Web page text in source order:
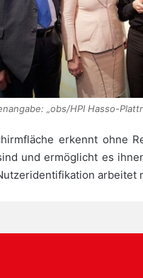
„obs/HPI Hasso-
erkennt ohne
und ermöglicht es
arbeitet